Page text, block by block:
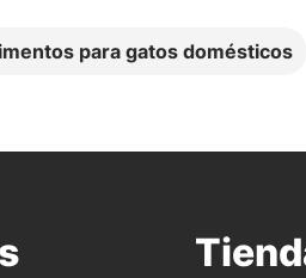
para gatos domésticos